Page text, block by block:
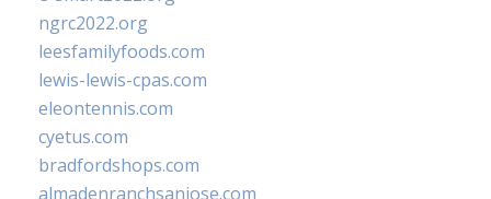
ngrc2022.org
leesfamilyfoods.com
lewis-lewis-cpas.com
eleontennis.com
cyetus.com
bradfordshops.com
almadenranchsanjose.com